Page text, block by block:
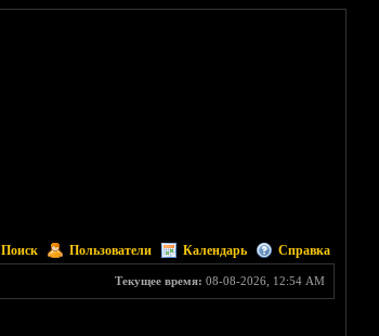
Поиск Пользователи Календарь Справка
Текущее время: 08-08-2026, 12:54 AM